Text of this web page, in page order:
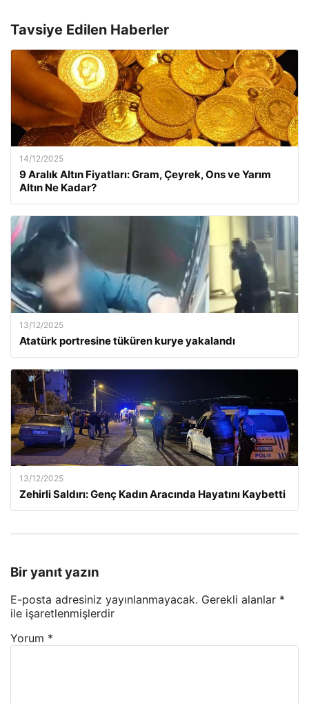
Tavsiye Edilen Haberler
14/12/2025
9 Aralık Altın Fiyatları: Gram, Çeyrek, Ons ve Yarım
Altın Ne Kadar?
13/12/2025
Atatürk portresine tüküren kurye yakalandı
13/12/2025
Zehirli Saldırı: Genç Kadın Aracında Hayatını Kaybetti
Bir yanıt yazın
E-posta adresiniz yayınlanmayacak. Gerekli alanlar *
ile işaretlenmişlerdir
Yorum *